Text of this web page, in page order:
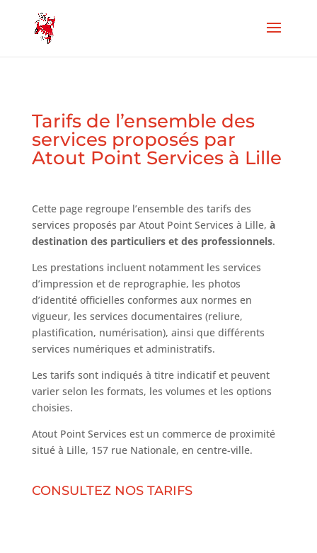
Tarifs de l’ensemble des
services proposés par
Atout Point Services à Lille
Cette page regroupe l’ensemble des tarifs des
services proposés par Atout Point Services à Lille, à
destination des particuliers et des professionnels.
Les prestations incluent notamment les services
d’impression et de reprographie, les photos
d’identité officielles conformes aux normes en
vigueur, les services documentaires (reliure,
plastification, numérisation), ainsi que différents
services numériques et administratifs.
Les tarifs sont indiqués à titre indicatif et peuvent
varier selon les formats, les volumes et les options
choisies.
Atout Point Services est un commerce de proximité
situé à Lille, 157 rue Nationale, en centre-ville.
CONSULTEZ NOS TARIFS